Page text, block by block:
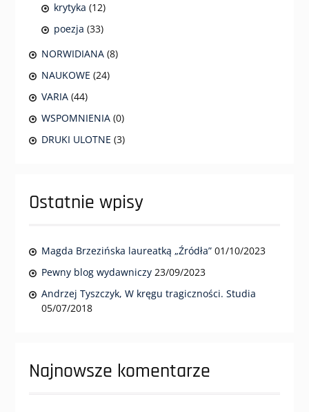
krytyka (12)
poezja (33)
NORWIDIANA (8)
NAUKOWE (24)
VARIA (44)
WSPOMNIENIA (0)
DRUKI ULOTNE (3)
Ostatnie wpisy
Magda Brzezińska laureatką „Źródła” 01/10/2023
Pewny blog wydawniczy 23/09/2023
Andrzej Tyszczyk, W kręgu tragiczności. Studia
05/07/2018
Najnowsze komentarze